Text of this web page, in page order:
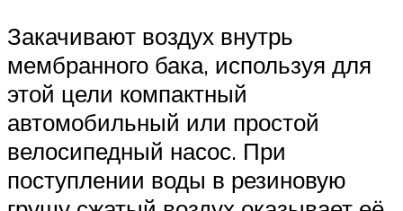
Закачивают воздух внутрь
мембранного бака, используя для
этой цели компактный
автомобильный или простой
велосипедный насос. При
поступлении воды в резиновую